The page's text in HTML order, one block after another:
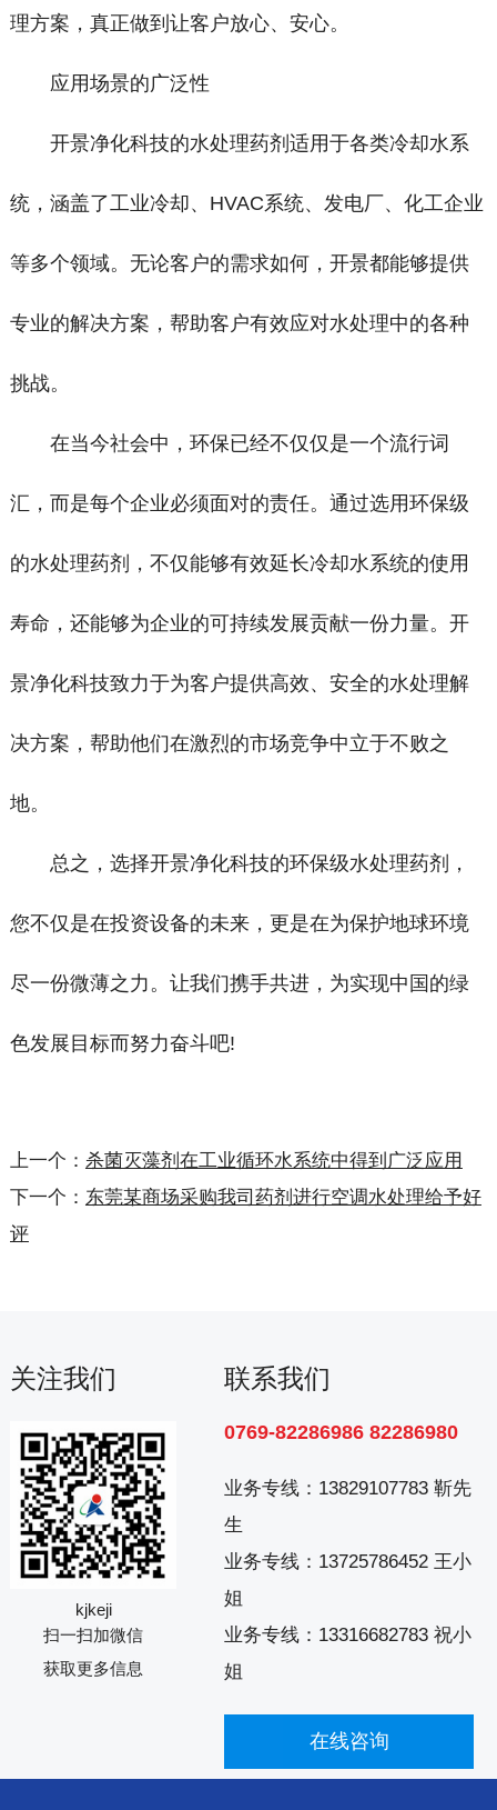
理方案，真正做到让客户放心、安心。
应用场景的广泛性
开景净化科技的水处理药剂适用于各类冷却水系
统，涵盖了工业冷却、HVAC系统、发电厂、化工企业
等多个领域。无论客户的需求如何，开景都能够提供
专业的解决方案，帮助客户有效应对水处理中的各种
挑战。
在当今社会中，环保已经不仅仅是一个流行词
汇，而是每个企业必须面对的责任。通过选用环保级
的水处理药剂，不仅能够有效延长冷却水系统的使用
寿命，还能够为企业的可持续发展贡献一份力量。开
景净化科技致力于为客户提供高效、安全的水处理解
决方案，帮助他们在激烈的市场竞争中立于不败之
地。
总之，选择开景净化科技的环保级水处理药剂，
您不仅是在投资设备的未来，更是在为保护地球环境
尽一份微薄之力。让我们携手共进，为实现中国的绿
色发展目标而努力奋斗吧!
上一个： 杀菌灭藻剂在工业循环水系统中得到广泛应用
下一个： 东莞某商场采购我司药剂进行空调水处理给予好
评
关注我们
kjkeji
扫一扫加微信
获取更多信息
联系我们
0769-82286986 82286980
业务专线： 13829107783 靳先
生
业务专线： 13725786452 王小
姐
业务专线： 13316682783 祝小
姐
在线咨询